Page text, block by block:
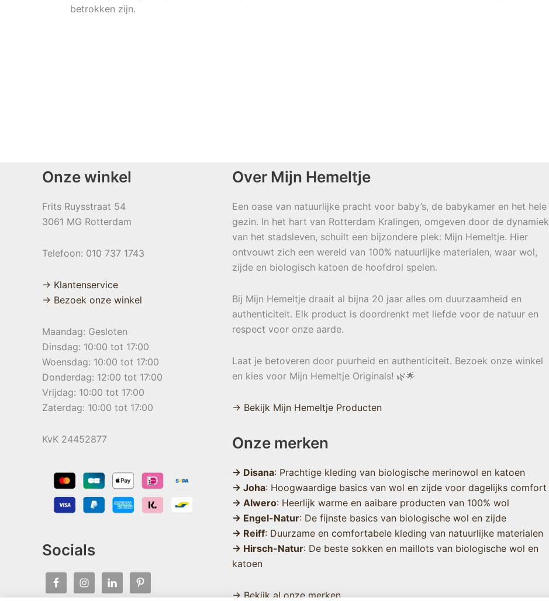
betrokken zijn.
Onze winkel
Frits Ruysstraat 54
3061 MG Rotterdam
Telefoon: 010 737 1743
→ Klantenservice
→ Bezoek onze winkel
Maandag: Gesloten
Dinsdag: 10:00 tot 17:00
Woensdag: 10:00 tot 17:00
Donderdag: 12:00 tot 17:00
Vrijdag: 10:00 tot 17:00
Zaterdag: 10:00 tot 17:00
KvK 24452877
Socials
Over Mijn Hemeltje
Een oase van natuurlijke pracht voor baby’s, de babykamer en het hele
gezin. In het hart van Rotterdam Kralingen, omgeven door de dynamiek
van het stadsleven, schuilt een bijzondere plek: Mijn Hemeltje. Hier
ontvouwt zich een wereld van 100% natuurlijke materialen, waar wol,
zijde en biologisch katoen de hoofdrol spelen.
Bij Mijn Hemeltje draait al bijna 20 jaar alles om duurzaamheid en
authenticiteit. Elk product is doordrenkt met liefde voor de natuur en
respect voor onze aarde.
Laat je betoveren door puurheid en authenticiteit. Bezoek onze winkel
en kies voor Mijn Hemeltje Originals! 🌿🌟
→ Bekijk Mijn Hemeltje Producten
Onze merken
→ Disana: Prachtige kleding van biologische merinowol en katoen
→ Joha: Hoogwaardige basics van wol en zijde voor dagelijks comfort
→ Alwero: Heerlijk warme en aaibare producten van 100% wol
→ Engel-Natur: De fijnste basics van biologische wol en zijde
→ Reiff: Duurzame en comfortabele kleding van natuurlijke materialen
→ Hirsch-Natur: De beste sokken en maillots van biologische wol en
katoen
→ Bekijk al onze merken